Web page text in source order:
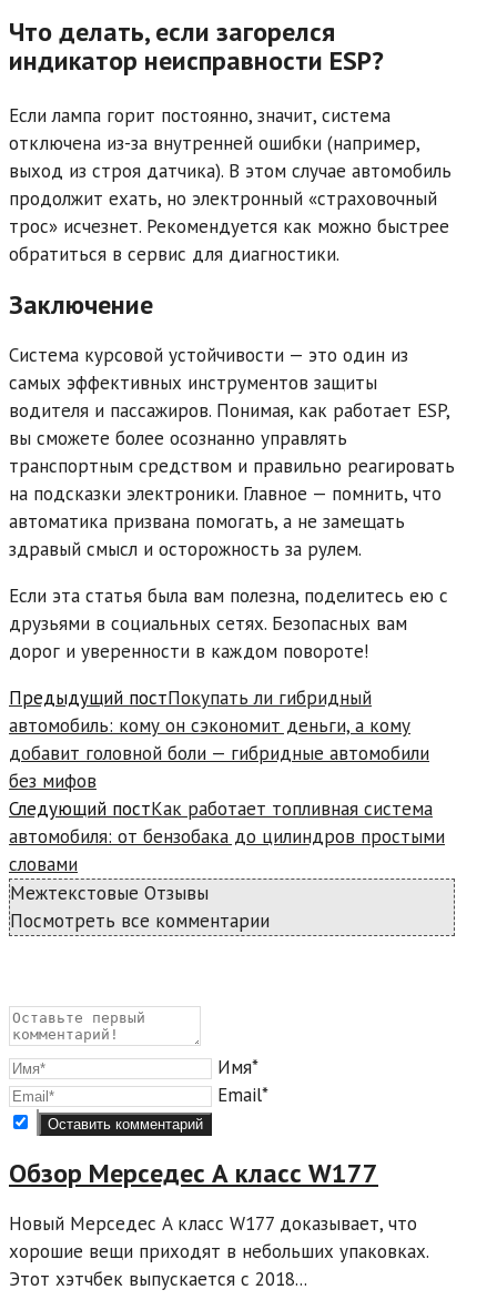
Что делать, если загорелся
индикатор неисправности ESP?
Если лампа горит постоянно, значит, система
отключена из-за внутренней ошибки (например,
выход из строя датчика). В этом случае автомобиль
продолжит ехать, но электронный «страховочный
трос» исчезнет. Рекомендуется как можно быстрее
обратиться в сервис для диагностики.
Заключение
Система курсовой устойчивости — это один из
самых эффективных инструментов защиты
водителя и пассажиров. Понимая, как работает ESP,
вы сможете более осознанно управлять
транспортным средством и правильно реагировать
на подсказки электроники. Главное — помнить, что
автоматика призвана помогать, а не замещать
здравый смысл и осторожность за рулем.
Если эта статья была вам полезна, поделитесь ею с
друзьями в социальных сетях. Безопасных вам
дорог и уверенности в каждом повороте!
Read
more
articles
Предыдущий постПокупать ли гибридный
автомобиль: кому он сэкономит деньги, а кому
добавит головной боли — гибридные автомобили
без мифов
Следующий постКак работает топливная система
автомобиля: от бензобака до цилиндров простыми
словами
Межтекстовые Отзывы
Посмотреть все комментарии
Имя*
Email*
Обзор Мерседес А класс W177
Новый Мерседес A класс W177 доказывает, что
хорошие вещи приходят в небольших упаковках.
Этот хэтчбек выпускается с 2018...